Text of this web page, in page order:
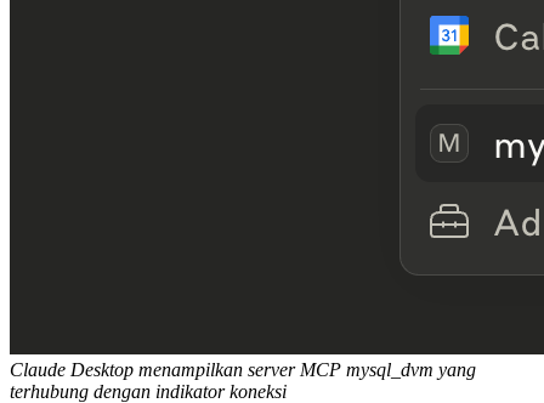
Claude Desktop menampilkan server MCP mysql_dvm yang
terhubung dengan indikator koneksi